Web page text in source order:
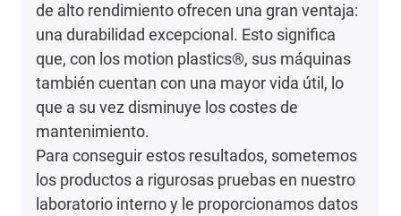
de alto rendimiento ofrecen una gran ventaja:
una durabilidad excepcional. Esto significa
que, con los motion plastics®, sus máquinas
también cuentan con una mayor vida útil, lo
que a su vez disminuye los costes de
mantenimiento.
Para conseguir estos resultados, sometemos
los productos a rigurosas pruebas en nuestro
laboratorio interno y le proporcionamos datos